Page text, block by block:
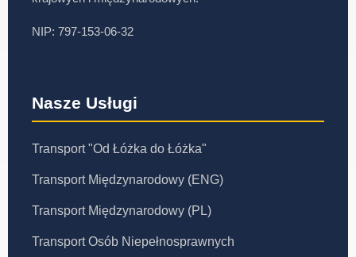
NIP: 797-153-06-32
Nasze Usługi
Transport "Od Łóżka do Łóżka"
Transport Międzynarodowy (ENG)
Transport Międzynarodowy (PL)
Transport Osób Niepełnosprawnych